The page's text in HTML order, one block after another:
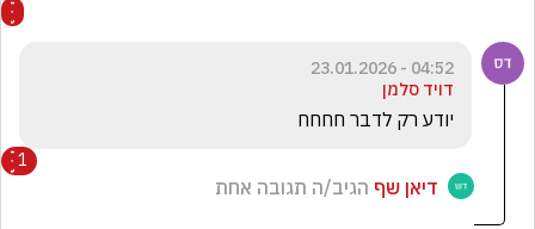
04:52 - 23.01.2026
דויד סלמן
יודע רק לדבר חחחח
1
דיאן שף הגיב/ה תגובה אחת